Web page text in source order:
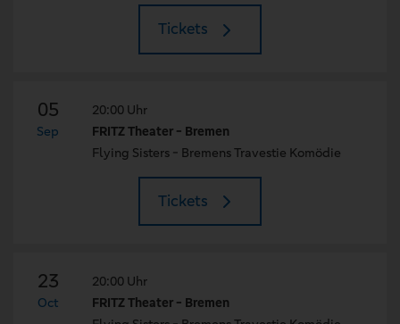
Tickets
05
Sep
20:00 Uhr
FRITZ Theater - Bremen
Flying Sisters - Bremens Travestie Komödie
Tickets
23
Oct
20:00 Uhr
FRITZ Theater - Bremen